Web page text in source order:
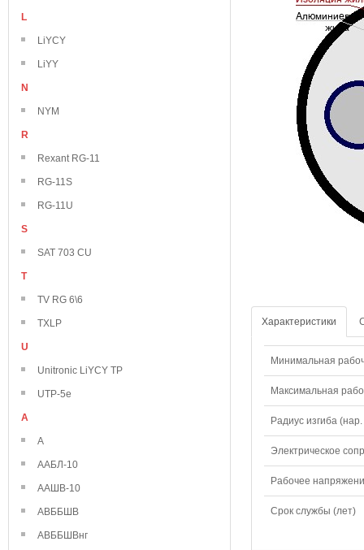
L
LiYCY
LiYY
N
NYM
R
Rexant RG-11
RG-11S
RG-11U
S
SAT 703 CU
T
TV RG 6\6
TXLP
U
Unitronic LiYCY TP
UTP-5e
А
А
ААБЛ-10
ААШВ-10
АВББШВ
АВББШВнг
Характеристики
Минимальная
Максимальная
Радиус изгиба
Электрическое
Рабочее
Срок службы (лет)